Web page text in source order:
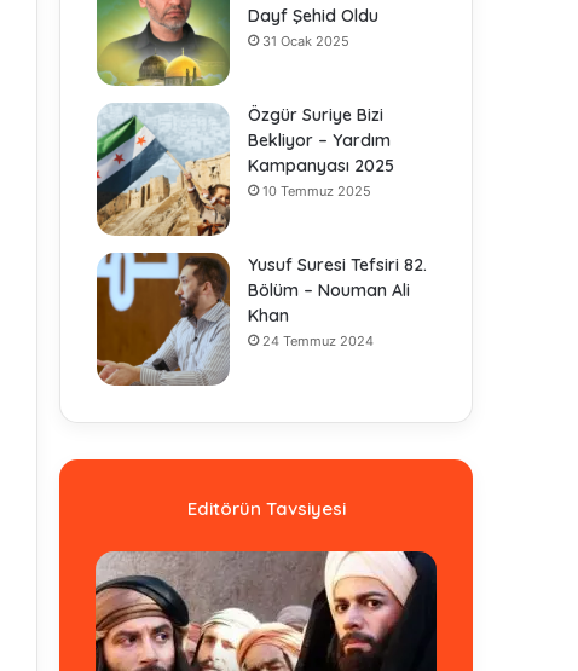
Dayf Şehid Oldu
31 Ocak 2025
Özgür Suriye Bizi
Bekliyor – Yardım
Kampanyası 2025
10 Temmuz 2025
Yusuf Suresi Tefsiri 82.
Bölüm – Nouman Ali
Khan
24 Temmuz 2024
Editörün Tavsiyesi